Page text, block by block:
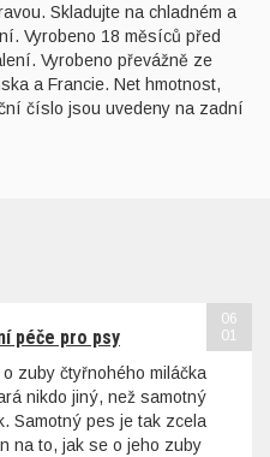
Skladujte na chladném a
Vyrobeno 18 měsíců před
Vyrobeno převážně ze
a Francie. Net hmotnost,
číslo jsou uvedeny na zadní
péče pro psy
zuby čtyřnohého miláčka
nikdo jiný, než samotný
Samotný pes je tak zcela
na to, jak se o jeho zuby
06
01